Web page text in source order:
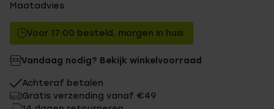
Maatadvies
Voor 17:00 besteld, morgen in huis
Vandaag nodig? Bekijk winkelvoorraad
Achteraf betalen
Gratis verzending vanaf €49